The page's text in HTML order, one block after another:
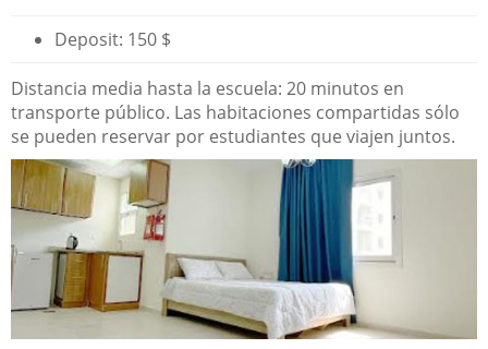
Deposit: 150 $
Distancia media hasta la escuela: 20 minutos en
transporte público. Las habitaciones compartidas sólo
se pueden reservar por estudiantes que viajen juntos.